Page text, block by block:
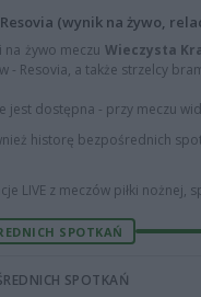
(wynik na żywo,
na żywo meczu Wieczysta
- Resovia, a także strzelcy
jest dostępna - przy meczu
historę bezpośrednich
LIVE z meczów piłki nożnej,
SPOTKAŃ
SPOTKAŃ